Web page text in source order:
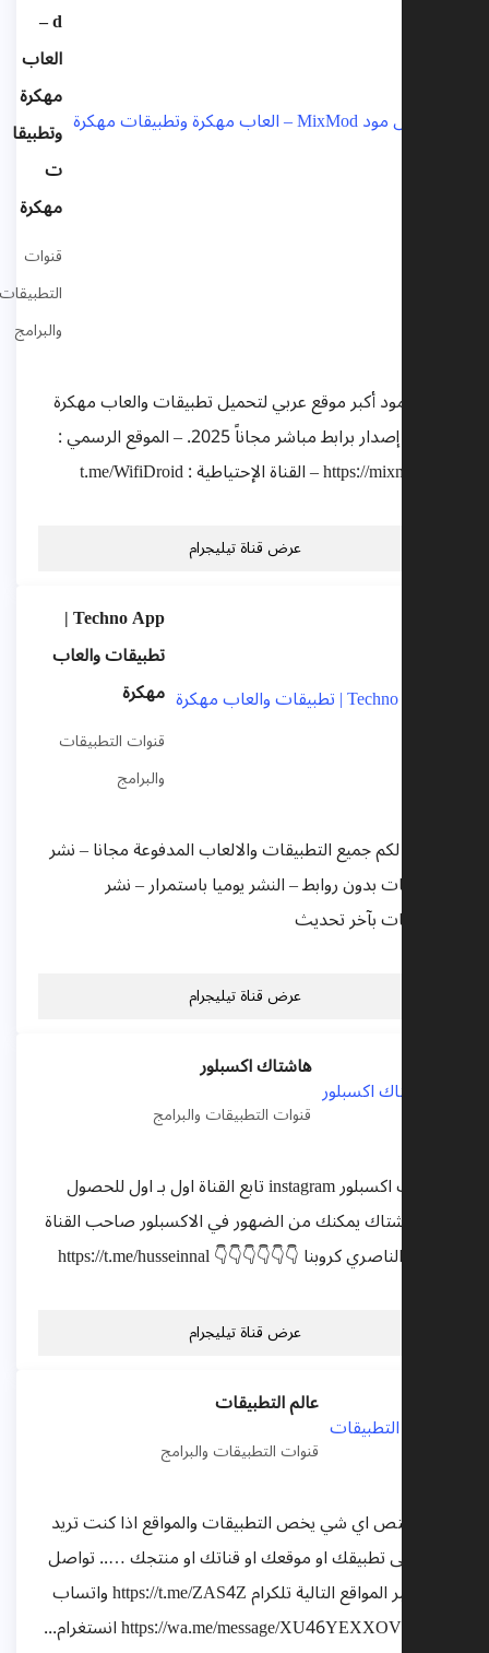
d –
العاب
مهكرة
وتطبيقا
ت
مهكرة
قنوات
التطبيقات
والبرامج
مكس مود أكبر موقع عربي لتحميل تطبيقات والعاب مهكرة
بأحدث إصدار برابط مباشر مجاناً 2025. – الموقع الرسمي :
https://mixmod.net – القناة الإحتياطية : t.me/WifiDroid
عرض قناة تيليجرام
Techno App |
تطبيقات والعاب
مهكرة
قنوات التطبيقات
والبرامج
سنقدم لكم جميع التطبيقات والالعاب المدفوعة مجانا – نشر
التطبيقات بدون روابط – النشر يوميا باستمرار – نشر
التطبيقات بآخر تحديث
عرض قناة تيليجرام
هاشتاك اكسبلور
قنوات التطبيقات والبرامج
هاشتاك اكسبلور instagram تابع القناة اول بـ اول للحصول
على هاشتاك يمكنك من الضهور في الاكسبلور صاحب القناة
حسين الناصري كروبنا 👇👇👇👇👇👇 https://t.me/husseinnal
عرض قناة تيليجرام
عالم التطبيقات
قنوات التطبيقات والبرامج
قناة تختص اي شي يخص التطبيقات والمواقع اذا كنت تريد
اعلان الى تطبيقك او موقعك او قناتك او منتجك ….. تواصل
معي عبر المواقع التالية تلكرام https://t.me/ZAS4Z واتساب
https://wa.me/message/XU46YEXXOVGAK1 انستغرام...